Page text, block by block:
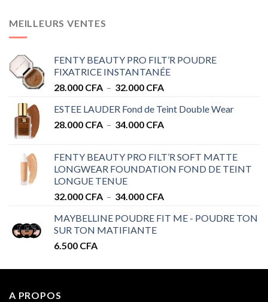
MEILLEURS VENTES
FENTY BEAUTY PRO FILT’R POUDRE
FIXATRICE INSTANTANÉE
28.000 CFA – 32.000 CFAPlage
prix :
28.000 CFA
ESTEE LAUDER Fond de Teint Double Wear
28.000 CFA – 34.000 CFAPlage
28.000 CFA
à
FENTY BEAUTY PRO FILT’R SOFT MATTE
LONGWEAR FOUNDATION FOND DE TEINT
LONGUE TENUE
32.000 CFA – 34.000 CFAPlage
prix :
MAYBELLINE POUDRE FIT ME - POUDRE TON
SUR TON MATIFIANTE
6.500 CFA
A PROPOS